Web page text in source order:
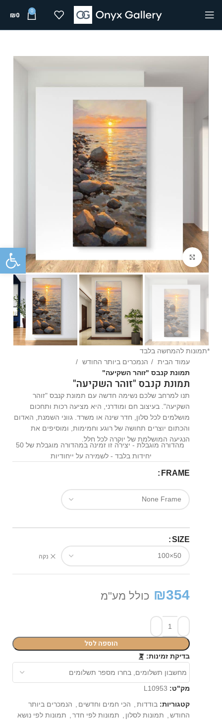
0
₪0
*תמונות להמחשה בלבד
עמוד הבית
הנמכרים ביותר החודש
תמונת קנבס "זוהר השקיעה"
תמונת קנבס "זוהר השקיעה"
תנו למרחב שלכם נשימה חדשה עם תמונת קנבס "זוהר
השקיעה". בעיצוב חם ומודרני, היא מציעה רכות ותחכום
מושלמים לכל סלון, חדר שינה או משרד. גווני השמנת, האדום
והכתום יוצרים תחושה של רוגע וחמימות, ומוסיפים את
הנגיעה המושלמת של יוקרה לכל חלל.
מהדורה מוגבלת - יצירה זו זמינה במהדורה מוגבלת של 50
יחידות בלבד - לשמירה על ייחודיות
FRAME
SIZE
נקה
₪354 כולל מע"מ
הוספה לסל
בדיקת זמינות: ⏳
מק"ט: L10953
קטגוריות: בודדות הכי חמים וחדשים
הנמכרים ביותר
החודש
תמונות לסלון תמונות לפי חדר
תמונות לפי נושא